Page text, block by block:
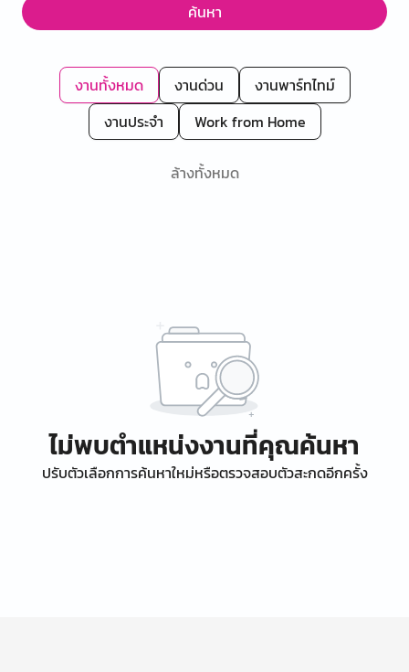
ค้นหา
งานทั้งหมด งานด่วน
งานพาร์ทไทม์
งานประจำ
Work from Home
ล้างทั้งหมด
ไม่พบตำแหน่งงานที่คุณค้นหา
ปรับตัวเลือกการค้นหาใหม่หรือตรวจสอบตัวสะกดอีกครั้ง